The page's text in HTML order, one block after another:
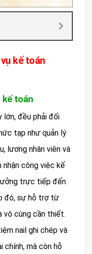
kế toán
kế toán
lớn, đều phải đối
tạp như quản lý
lương nhân viên và
công việc kế
trực tiếp đến
đó, sự hỗ trợ từ
vô cùng cần thiết.
nail ghi chép và
chính, mà còn hỗ